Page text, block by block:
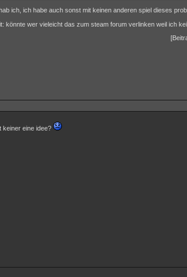
ich, ich habe auch sonst mit keinen anderen spiel dieses
könnte wer vieleicht das zum steam forum verlinken weil ich
keiner eine idee?